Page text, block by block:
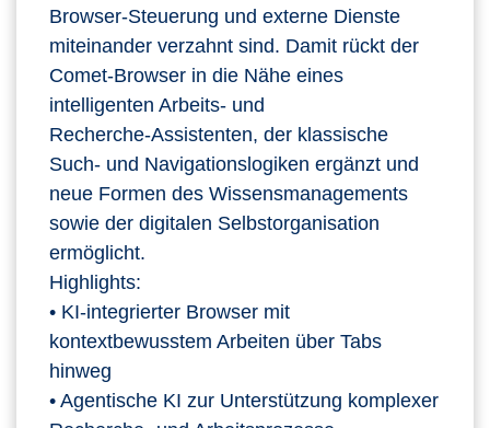
Browser‑Steuerung und externe Dienste
miteinander verzahnt sind. Damit rückt der
Comet‑Browser in die Nähe eines
intelligenten Arbeits‑ und
Recherche‑Assistenten, der klassische
Such‑ und Navigationslogiken ergänzt und
neue Formen des Wissensmanagements
sowie der digitalen Selbstorganisation
ermöglicht.
Highlights:
• KI‑integrierter Browser mit
kontextbewusstem Arbeiten über Tabs
hinweg
• Agentische KI zur Unterstützung komplexer